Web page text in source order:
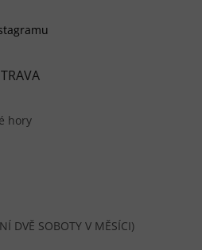
hory
DVĚ SOBOTY V MĚSÍCI)